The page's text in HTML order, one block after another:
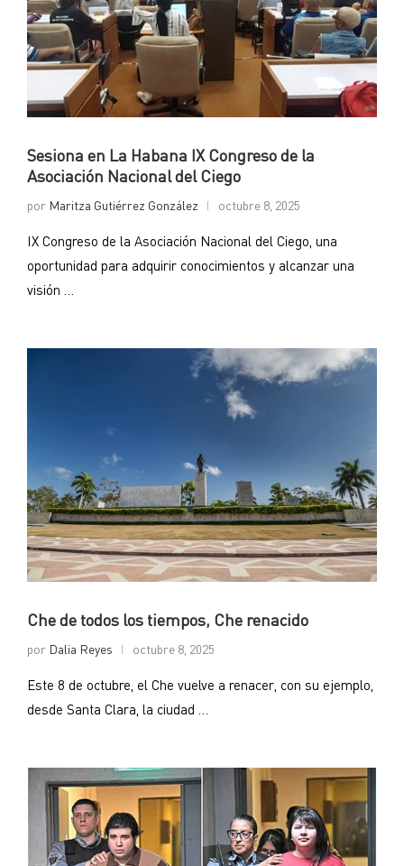
Sesiona en La Habana IX Congreso de la
Asociación Nacional del Ciego
por Maritza Gutiérrez González octubre 8, 2025
IX Congreso de la Asociación Nacional del Ciego, una
oportunidad para adquirir conocimientos y alcanzar una
visión …
Che de todos los tiempos, Che renacido
por Dalia Reyes octubre 8, 2025
Este 8 de octubre, el Che vuelve a renacer, con su ejemplo,
desde Santa Clara, la ciudad …